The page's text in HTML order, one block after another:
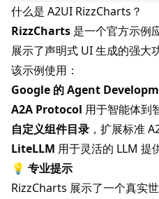
什么是 A2UI RizzCharts？
RizzCharts 是一个官方示例
展示了声明式 UI 生成的强大
该示例使用：
Google 的 Agent
A2A Protocol 用于智能体到
自定义组件目录 ，扩展标准
LiteLLM 用于灵活的 LLM
💡 专业提示
RizzCharts 展示了一个真实